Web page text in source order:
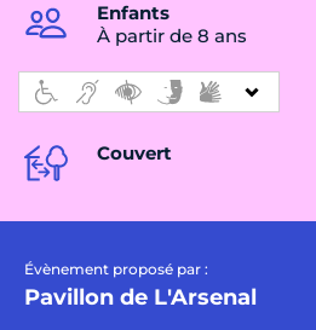
Enfants
À partir de 8 ans
Couvert
Évènement proposé par :
Pavillon de L'Arsenal